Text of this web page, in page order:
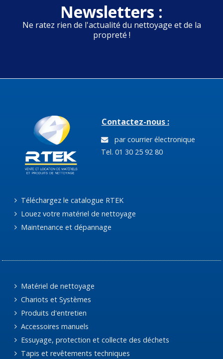
Newsletters :
Ne ratez rien de l'actualité du nettoyage et de la
propreté !
Contactez-nous :
par courrier électronique
Tel. 01 30 25 92 80
Téléchargez le catalogue RTEK
Louez votre matériel de nettoyage
Maintenance et dépannage
Matériel de nettoyage
Chariots et Systèmes
Produits d'entretien
Accessoires manuels
Essuyage, protection et collecte des déchets
Tapis et revêtements techniques